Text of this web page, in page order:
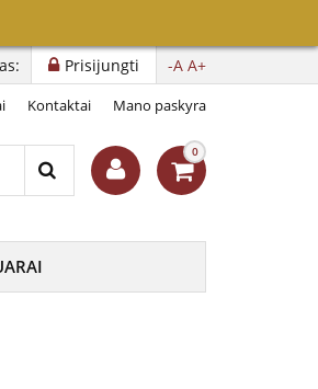
-A A+
Prisijungti
Kontaktai Mano paskyra
0